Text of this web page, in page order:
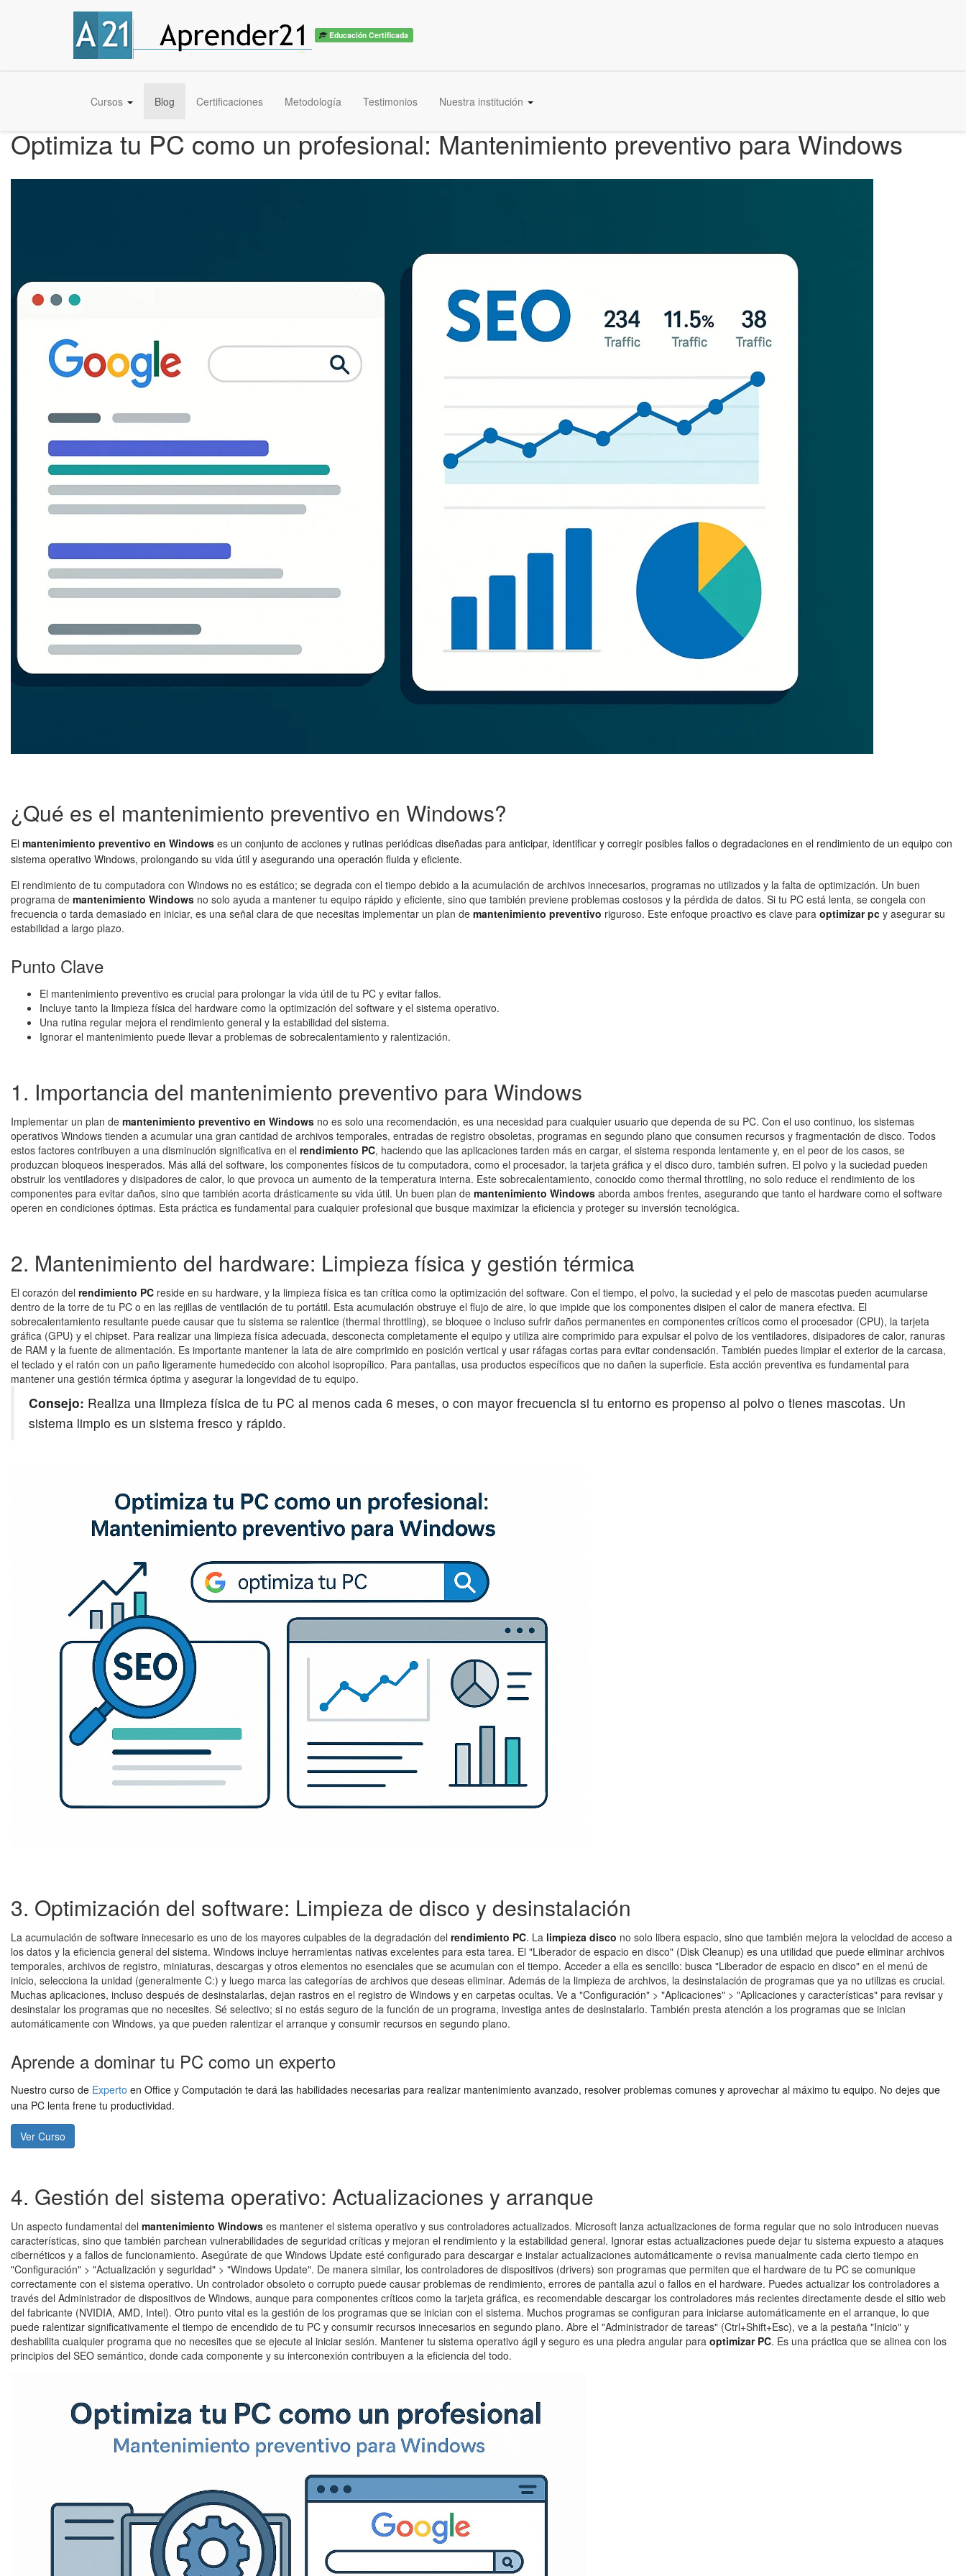
Educación Certificada
Cursos Blog Certificaciones Metodología Testimonios Nuestra institución
Optimiza tu PC como un profesional: Mantenimiento preventivo para Windows
¿Qué es el mantenimiento preventivo en Windows?
El mantenimiento preventivo en Windows es un conjunto de acciones y rutinas periódicas diseñadas para anticipar, identificar y corregir posibles fallos o degradaciones en el rendimiento de un equipo con
sistema operativo Windows, prolongando su vida útil y asegurando una operación fluida y eficiente.
El rendimiento de tu computadora con Windows no es estático; se degrada con el tiempo debido a la acumulación de archivos innecesarios, programas no utilizados y la falta de optimización. Un buen
programa de mantenimiento Windows no solo ayuda a mantener tu equipo rápido y eficiente, sino que también previene problemas costosos y la pérdida de datos. Si tu PC está lenta, se congela con
frecuencia o tarda demasiado en iniciar, es una señal clara de que necesitas implementar un plan de mantenimiento preventivo riguroso. Este enfoque proactivo es clave para optimizar pc y asegurar su
estabilidad a largo plazo.
Punto Clave
El mantenimiento preventivo es crucial para prolongar la vida útil de tu PC y evitar fallos.
Incluye tanto la limpieza física del hardware como la optimización del software y el sistema operativo.
Una rutina regular mejora el rendimiento general y la estabilidad del sistema.
Ignorar el mantenimiento puede llevar a problemas de sobrecalentamiento y ralentización.
1. Importancia del mantenimiento preventivo para Windows
Implementar un plan de mantenimiento preventivo en Windows no es solo una recomendación, es una necesidad para cualquier usuario que dependa de su PC. Con el uso continuo, los sistemas
operativos Windows tienden a acumular una gran cantidad de archivos temporales, entradas de registro obsoletas, programas en segundo plano que consumen recursos y fragmentación de disco. Todos
estos factores contribuyen a una disminución significativa en el rendimiento PC, haciendo que las aplicaciones tarden más en cargar, el sistema responda lentamente y, en el peor de los casos, se
produzcan bloqueos inesperados. Más allá del software, los componentes físicos de tu computadora, como el procesador, la tarjeta gráfica y el disco duro, también sufren. El polvo y la suciedad pueden
obstruir los ventiladores y disipadores de calor, lo que provoca un aumento de la temperatura interna. Este sobrecalentamiento, conocido como thermal throttling, no solo reduce el rendimiento de los
componentes para evitar daños, sino que también acorta drásticamente su vida útil. Un buen plan de mantenimiento Windows aborda ambos frentes, asegurando que tanto el hardware como el software
operen en condiciones óptimas. Esta práctica es fundamental para cualquier profesional que busque maximizar la eficiencia y proteger su inversión tecnológica.
2. Mantenimiento del hardware: Limpieza física y gestión térmica
El corazón del rendimiento PC reside en su hardware, y la limpieza física es tan crítica como la optimización del software. Con el tiempo, el polvo, la suciedad y el pelo de mascotas pueden acumularse
dentro de la torre de tu PC o en las rejillas de ventilación de tu portátil. Esta acumulación obstruye el flujo de aire, lo que impide que los componentes disipen el calor de manera efectiva. El
sobrecalentamiento resultante puede causar que tu sistema se ralentice (thermal throttling), se bloquee o incluso sufrir daños permanentes en componentes críticos como el procesador (CPU), la tarjeta
gráfica (GPU) y el chipset. Para realizar una limpieza física adecuada, desconecta completamente el equipo y utiliza aire comprimido para expulsar el polvo de los ventiladores, disipadores de calor, ranuras
de RAM y la fuente de alimentación. Es importante mantener la lata de aire comprimido en posición vertical y usar ráfagas cortas para evitar condensación. También puedes limpiar el exterior de la carcasa,
el teclado y el ratón con un paño ligeramente humedecido con alcohol isopropílico. Para pantallas, usa productos específicos que no dañen la superficie. Esta acción preventiva es fundamental para
mantener una gestión térmica óptima y asegurar la longevidad de tu equipo.
Consejo: Realiza una limpieza física de tu PC al menos cada 6 meses, o con mayor frecuencia si tu entorno es propenso al polvo o tienes mascotas. Un
sistema limpio es un sistema fresco y rápido.
3. Optimización del software: Limpieza de disco y desinstalación
La acumulación de software innecesario es uno de los mayores culpables de la degradación del rendimiento PC. La limpieza disco no solo libera espacio, sino que también mejora la velocidad de acceso a
los datos y la eficiencia general del sistema. Windows incluye herramientas nativas excelentes para esta tarea. El "Liberador de espacio en disco" (Disk Cleanup) es una utilidad que puede eliminar archivos
temporales, archivos de registro, miniaturas, descargas y otros elementos no esenciales que se acumulan con el tiempo. Acceder a ella es sencillo: busca "Liberador de espacio en disco" en el menú de
inicio, selecciona la unidad (generalmente C:) y luego marca las categorías de archivos que deseas eliminar. Además de la limpieza de archivos, la desinstalación de programas que ya no utilizas es crucial.
Muchas aplicaciones, incluso después de desinstalarlas, dejan rastros en el registro de Windows y en carpetas ocultas. Ve a "Configuración" > "Aplicaciones" > "Aplicaciones y características" para revisar y
desinstalar los programas que no necesites. Sé selectivo; si no estás seguro de la función de un programa, investiga antes de desinstalarlo. También presta atención a los programas que se inician
automáticamente con Windows, ya que pueden ralentizar el arranque y consumir recursos en segundo plano.
Aprende a dominar tu PC como un experto
Nuestro curso de Experto en Office y Computación te dará las habilidades necesarias para realizar mantenimiento avanzado, resolver problemas comunes y aprovechar al máximo tu equipo. No dejes que
una PC lenta frene tu productividad.
Ver Curso
4. Gestión del sistema operativo: Actualizaciones y arranque
Un aspecto fundamental del mantenimiento Windows es mantener el sistema operativo y sus controladores actualizados. Microsoft lanza actualizaciones de forma regular que no solo introducen nuevas
características, sino que también parchean vulnerabilidades de seguridad críticas y mejoran el rendimiento y la estabilidad general. Ignorar estas actualizaciones puede dejar tu sistema expuesto a ataques
cibernéticos y a fallos de funcionamiento. Asegúrate de que Windows Update esté configurado para descargar e instalar actualizaciones automáticamente o revisa manualmente cada cierto tiempo en
"Configuración" > "Actualización y seguridad" > "Windows Update". De manera similar, los controladores de dispositivos (drivers) son programas que permiten que el hardware de tu PC se comunique
correctamente con el sistema operativo. Un controlador obsoleto o corrupto puede causar problemas de rendimiento, errores de pantalla azul o fallos en el hardware. Puedes actualizar los controladores a
través del Administrador de dispositivos de Windows, aunque para componentes críticos como la tarjeta gráfica, es recomendable descargar los controladores más recientes directamente desde el sitio web
del fabricante (NVIDIA, AMD, Intel). Otro punto vital es la gestión de los programas que se inician con el sistema. Muchos programas se configuran para iniciarse automáticamente en el arranque, lo que
puede ralentizar significativamente el tiempo de encendido de tu PC y consumir recursos innecesarios en segundo plano. Abre el "Administrador de tareas" (Ctrl+Shift+Esc), ve a la pestaña "Inicio" y
deshabilita cualquier programa que no necesites que se ejecute al iniciar sesión. Mantener tu sistema operativo ágil y seguro es una piedra angular para optimizar PC. Es una práctica que se alinea con los
principios del SEO semántico, donde cada componente y su interconexión contribuyen a la eficiencia del todo.